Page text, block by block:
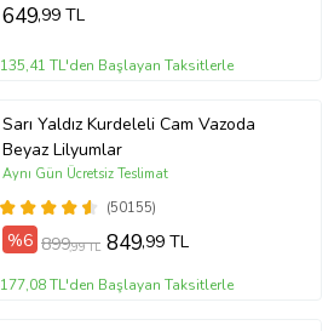
649,99 TL
135,41 TL'den Başlayan Taksitlerle
Sarı Yaldız Kurdeleli Cam Vazoda
Beyaz Lilyumlar
(50155)
Aynı Gün Ücretsiz Teslimat
%6 899,99 TL 849,99 TL
177,08 TL'den Başlayan Taksitlerle